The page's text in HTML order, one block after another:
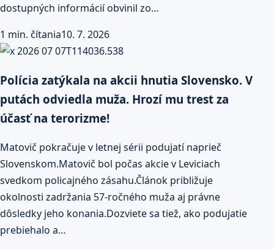
dostupných informácií obvinil zo…
1 min. čítania10. 7. 2026
Polícia zatýkala na akcii hnutia Slovensko. V
putách odviedla muža. Hrozí mu trest za
účasť na terorizme!
Matovič pokračuje v letnej sérii podujatí naprieč
Slovenskom.Matovič bol počas akcie v Leviciach
svedkom policajného zásahu.Článok približuje
okolnosti zadržania 57-ročného muža aj právne
dôsledky jeho konania.Dozviete sa tiež, ako podujatie
prebiehalo a…